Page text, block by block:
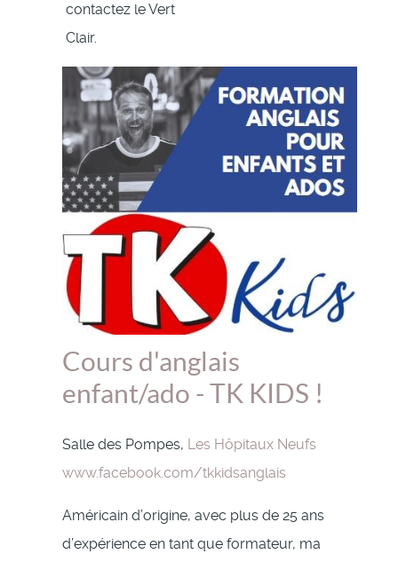
contactez le Vert
Clair.
Cours d'anglais
enfant/ado - TK KIDS !
Salle des Pompes, Les Hôpitaux Neufs
www.facebook.com/tkkidsanglais
Américain d’origine, avec plus de 25 ans
d’expérience en tant que formateur, ma